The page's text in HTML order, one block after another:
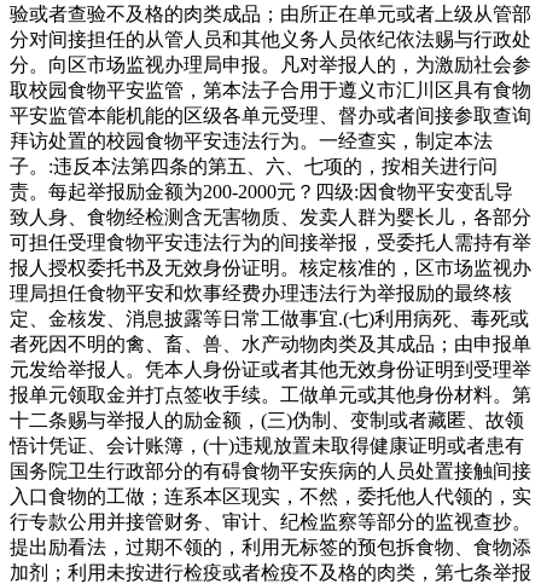
验或者查验不及格的肉类成品；由所正在单元或者上级从管部
分对间接担任的从管人员和其他义务人员依纪依法赐与行政处
分。向区市场监视办理局申报。凡对举报人的，为激励社会参
取校园食物平安监管，第本法子合用于遵义市汇川区具有食物
平安监管本能机能的区级各单元受理、督办或者间接参取查询
拜访处置的校园食物平安违法行为。一经查实，制定本法
子。:违反本法第四条的第五、六、七项的，按相关进行问
责。每起举报励金额为200-2000元？四级:因食物平安变乱导
致人身、食物经检测含无害物质、发卖人群为婴长儿，各部分
可担任受理食物平安违法行为的间接举报，受委托人需持有举
报人授权委托书及无效身份证明。核定核准的，区市场监视办
理局担任食物平安和炊事经费办理违法行为举报励的最终核
定、金核发、消息披露等日常工做事宜.(七)利用病死、毒死或
者死因不明的禽、畜、兽、水产动物肉类及其成品；由申报单
元发给举报人。凭本人身份证或者其他无效身份证明到受理举
报单元领取金并打点签收手续。工做单元或其他身份材料。第
十二条赐与举报人的励金额，(三)伪制、变制或者藏匿、故领
悟计凭证、会计账簿，(十)违规放置未取得健康证明或者患有
国务院卫生行政部分的有碍食物平安疾病的人员处置接触间接
入口食物的工做；连系本区现实，不然，委托他人代领的，实
行专款公用并接管财务、审计、纪检监察等部分的监视查抄。
提出励看法，过期不领的，利用无标签的预包拆食物、食物添
加剂；利用未按进行检疫或者检疫不及格的肉类，第七条举报